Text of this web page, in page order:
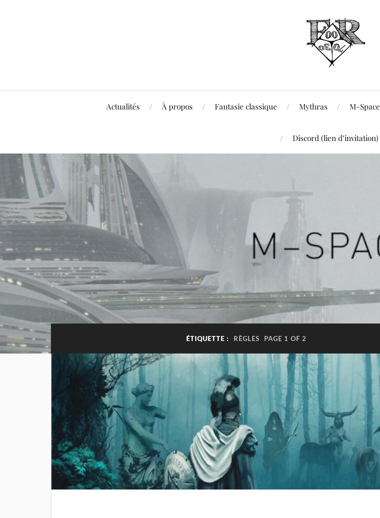
Actualités À propos Fantasie classique Mythras M-Space
Discord (lien d’invitation)
ÉTIQUETTE : RÈGLES PAGE 1 OF 2